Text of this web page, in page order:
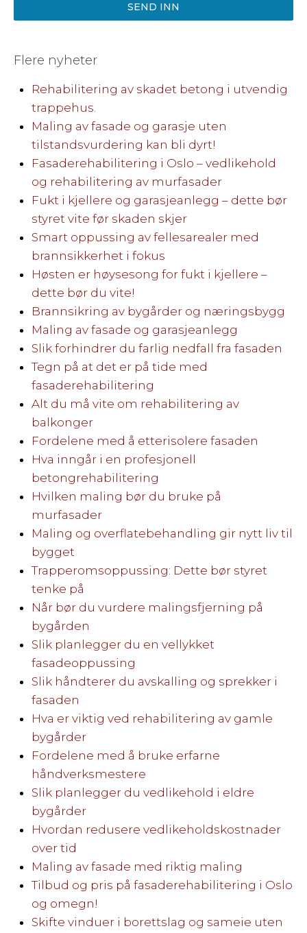
SEND INN
Flere nyheter
Rehabilitering av skadet betong i utvendig
trappehus.
Maling av fasade og garasje uten
tilstandsvurdering kan bli dyrt!
Fasaderehabilitering i Oslo – vedlikehold
og rehabilitering av murfasader
Fukt i kjellere og garasjeanlegg – dette bør
styret vite før skaden skjer
Smart oppussing av fellesarealer med
brannsikkerhet i fokus
Høsten er høysesong for fukt i kjellere –
dette bør du vite!
Brannsikring av bygårder og næringsbygg
Maling av fasade og garasjeanlegg
Slik forhindrer du farlig nedfall fra fasaden
Tegn på at det er på tide med
fasaderehabilitering
Alt du må vite om rehabilitering av
balkonger
Fordelene med å etterisolere fasaden
Hva inngår i en profesjonell
betongrehabilitering
Hvilken maling bør du bruke på
murfasader
Maling og overflatebehandling gir nytt liv til
bygget
Trapperomsoppussing: Dette bør styret
tenke på
Når bør du vurdere malingsfjerning på
bygården
Slik planlegger du en vellykket
fasadeoppussing
Slik håndterer du avskalling og sprekker i
fasaden
Hva er viktig ved rehabilitering av gamle
bygårder
Fordelene med å bruke erfarne
håndverksmestere
Slik planlegger du vedlikehold i eldre
bygårder
Hvordan redusere vedlikeholdskostnader
over tid
Maling av fasade med riktig maling
Tilbud og pris på fasaderehabilitering i Oslo
og omegn!
Skifte vinduer i borettslag og sameie uten